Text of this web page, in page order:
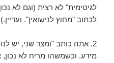
לגיטימית" לא רצית (וגם לא
לכתוב "מחוץ לנישואין". ועדיין.)
2. אתה כותב "ומצד שני, יש
מידע. וכשמשהו מריח לא נכון,